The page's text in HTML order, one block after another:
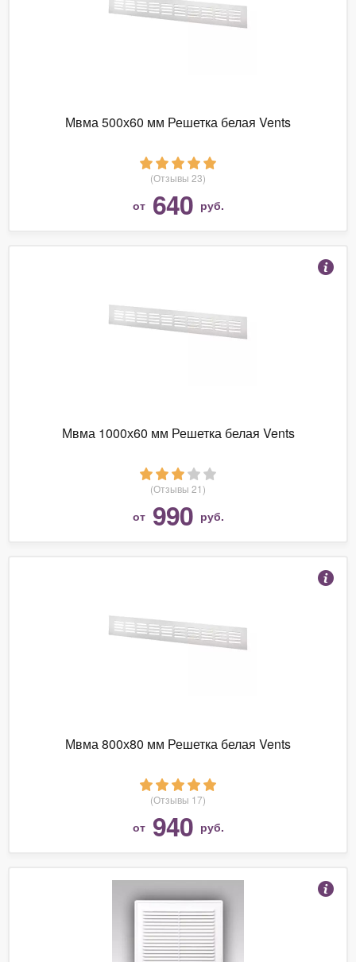
Мвма 500х60 мм Решетка белая Vents
(Отзывы 23)
от 640 руб.
Мвма 1000х60 мм Решетка белая Vents
(Отзывы 21)
от 990 руб.
Мвма 800х80 мм Решетка белая Vents
(Отзывы 17)
от 940 руб.